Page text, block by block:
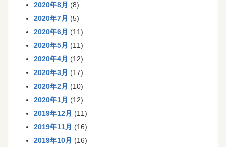
2020年8月 (8)
2020年7月 (5)
2020年6月 (11)
2020年5月 (11)
2020年4月 (12)
2020年3月 (17)
2020年2月 (10)
2020年1月 (12)
2019年12月 (11)
2019年11月 (16)
2019年10月 (16)